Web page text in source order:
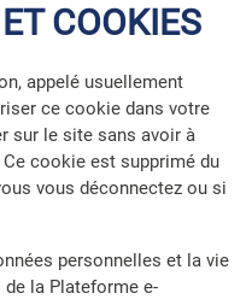
COOKIES
appelé usuellement
ce cookie dans votre
sur le site sans avoir à
cookie est supprimé du
vous déconnectez ou si
personnelles et la vie
la Plateforme e-